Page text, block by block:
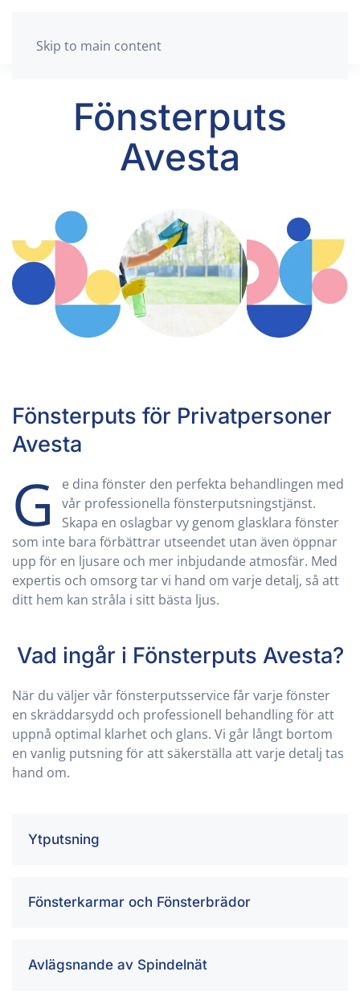
Skip to main content
Fönsterputs
Avesta
Fönsterputs för Privatpersoner
Avesta
G
e dina fönster den perfekta behandlingen med
vår professionella fönsterputsningstjänst.
Skapa en oslagbar vy genom glasklara fönster
som inte bara förbättrar utseendet utan även öppnar
upp för en ljusare och mer inbjudande atmosfär. Med
expertis och omsorg tar vi hand om varje detalj, så att
ditt hem kan stråla i sitt bästa ljus.
Vad ingår i Fönsterputs Avesta?
När du väljer vår fönsterputsservice får varje fönster
en skräddarsydd och professionell behandling för att
uppnå optimal klarhet och glans. Vi går långt bortom
en vanlig putsning för att säkerställa att varje detalj tas
hand om.
Ytputsning
Fönsterkarmar och Fönsterbrädor
Avlägsnande av Spindelnät